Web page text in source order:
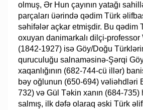
olmuş, Ər Hun çayının yatağı
parçaları üərində qədim Türk
səhifələr açkar etmişdir. Bu qədim
oxuyan danimarkalı dilçi-professor
(1842-1927) isə Göy/Doğu
quruculuğu salnaməsinə-Şərqi
xaqanlığının (682-744-cü illər)
bəy oğlunun (650-694) vəliəhdləri
732) və Gül Təkin xanın (684-735)
salmış, ilk dəfə olaraq əski Türk